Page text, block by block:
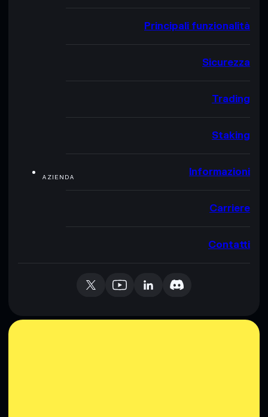
Principali funzionalità
Sicurezza
Trading
Staking
AZIENDA Informazioni
Carriere
Contatti